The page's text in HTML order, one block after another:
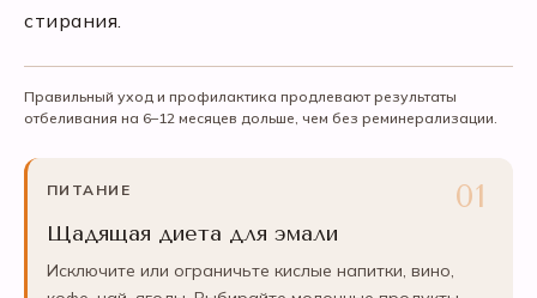
стирания.
Правильный уход и профилактика продлевают результаты
отбеливания на 6–12 месяцев дольше, чем без реминерализации.
ПИТАНИЕ
Щадящая диета для эмали
Исключите или ограничьте кислые напитки, вино,